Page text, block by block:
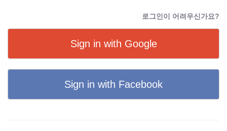
로그인이 어려우신가요?
Sign in with Google
Sign in with Facebook